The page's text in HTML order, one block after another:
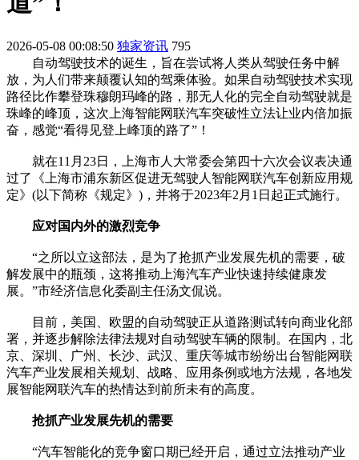
2026-05-08 00:08:50 独家资讯 795
自动驾驶技术的诞生，旨在尝试将人类从驾驶任务中解
放，为人们带来颠覆认知的驾乘体验。如果自动驾驶技术实现
路径比作攀登珠穆朗玛峰的路，那无人化的完全自动驾驶就是
珠峰的峰顶，这次上海智能网联汽车突破性立法让业内倍加振
奋，感觉“看得见登上峰顶的路了”！
就在11月23日，上海市人大常委会第四十六次会议表决通
过了《上海市浦东新区促进无驾驶人智能网联汽车创新应用规
定》(以下简称《规定》)，并将于2023年2月1日起正式施行。
应对国内外的激烈竞争
“之所以立这部法，是为了抢抓产业发展先机的需要，破
解发展中的瓶颈，这将推动上海汽车产业快速持续健康发
展。”市经济信息化委副主任汤文侃说。
目前，美国、欧盟的自动驾驶正从道路测试转向商业化部
署，并逐步解除法律法规对自动驾驶车辆的限制。在国内，北
京、深圳、广州、长沙、武汉、重庆等城市纷纷出台智能网联
汽车产业发展相关规划、战略、应用条例或地方法规，各地发
展智能网联汽车的热情达到前所未有的高度。
抢抓产业发展先机的需要
“汽车智能化的竞争窗口期已经开启，通过立法推动产业